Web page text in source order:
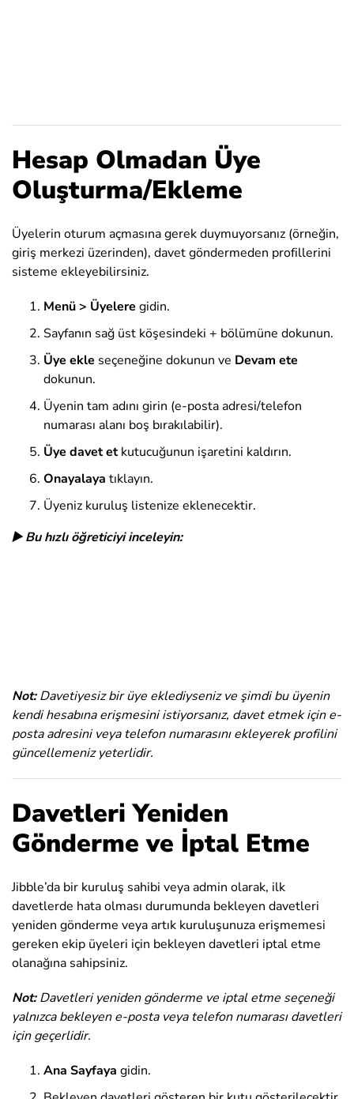
Hesap Olmadan Üye
Oluşturma/Ekleme
Üyelerin oturum açmasına gerek duymuyorsanız (örneğin,
giriş merkezi üzerinden), davet göndermeden profillerini
sisteme ekleyebilirsiniz.
Menü > Üyelere gidin.
Sayfanın sağ üst köşesindeki + bölümüne dokunun.
Üye ekle seçeneğine dokunun ve Devam ete
dokunun.
Üyenin tam adını girin (e-posta adresi/telefon
numarası alanı boş bırakılabilir).
Üye davet etkutucuğunun işaretini kaldırın.
Onayalaya tıklayın.
Üyeniz kuruluş listenize eklenecektir.
▶️ Bu hızlı öğreticiyi inceleyin:
Not:Davetiyesiz bir üye eklediyseniz ve şimdi bu üyenin
kendi hesabına erişmesini istiyorsanız, davet etmek için e-
posta adresini veya telefon numarasını ekleyerek profilini
güncellemeniz yeterlidir.
Davetleri Yeniden
Gönderme ve İptal Etme
Jibble’da bir kuruluş sahibi veya admin olarak, ilk
davetlerde hata olması durumunda bekleyen davetleri
yeniden gönderme veya artık kuruluşunuza erişmemesi
gereken ekip üyeleri için bekleyen davetleri iptal etme
olanağına sahipsiniz.
Not:Davetleri yeniden gönderme ve iptal etme seçeneği
yalnızca bekleyen e-posta veya telefon numarası davetleri
için geçerlidir.
Ana Sayfaya gidin.